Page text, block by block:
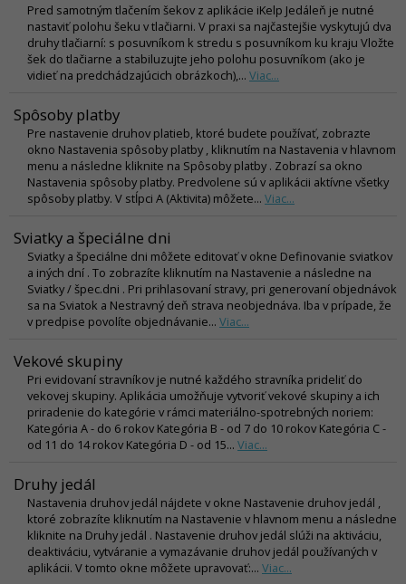
Pred samotným tlačením šekov z aplikácie iKelp Jedáleň je nutné
nastaviť polohu šeku v tlačiarni. V praxi sa najčastejšie vyskytujú dva
druhy tlačiarní: s posuvníkom k stredu s posuvníkom ku kraju Vložte
šek do tlačiarne a stabiluzujte jeho polohu posuvníkom (ako je
vidieť na predchádzajúcich obrázkoch),... Viac...
Spôsoby platby
Pre nastavenie druhov platieb, ktoré budete používať, zobrazte
okno Nastavenia spôsoby platby , kliknutím na Nastavenia v hlavnom
menu a následne kliknite na Spôsoby platby . Zobrazí sa okno
Nastavenia spôsoby platby. Predvolene sú v aplikácii aktívne všetky
spôsoby platby. V stĺpci A (Aktivita) môžete... Viac...
Sviatky a špeciálne dni
Sviatky a špeciálne dni môžete editovať v okne Definovanie sviatkov
a iných dní . To zobrazíte kliknutím na Nastavenie a následne na
Sviatky / špec.dni . Pri prihlasovaní stravy, pri generovaní objednávok
sa na Sviatok a Nestravný deň strava neobjednáva. Iba v prípade, že
v predpise povolíte objednávanie... Viac...
Vekové skupiny
Pri evidovaní stravníkov je nutné každého stravníka prideliť do
vekovej skupiny. Aplikácia umožňuje vytvoriť vekové skupiny a ich
priradenie do kategórie v rámci materiálno-spotrebných noriem:
Kategória A - do 6 rokov Kategória B - od 7 do 10 rokov Kategória C -
od 11 do 14 rokov Kategória D - od 15... Viac...
Druhy jedál
Nastavenia druhov jedál nájdete v okne Nastavenie druhov jedál ,
ktoré zobrazíte kliknutím na Nastavenie v hlavnom menu a následne
kliknite na Druhy jedál . Nastavenie druhov jedál slúži na aktiváciu,
deaktiváciu, vytváranie a vymazávanie druhov jedál používaných v
aplikácii. V tomto okne môžete upravovať:... Viac...